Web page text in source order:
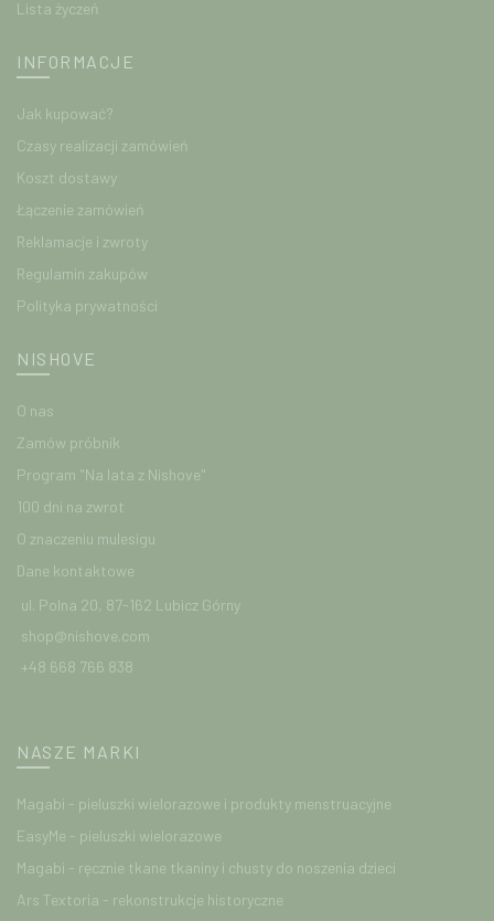
Lista życzeń
INFORMACJE
Jak kupować?
Czasy realizacji zamówień
Koszt dostawy
Łączenie zamówień
Reklamacje i zwroty
Regulamin zakupów
Polityka prywatności
NISHOVE
O nas
Zamów próbnik
Program "Na lata z Nishove"
100 dni na zwrot
O znaczeniu mulesigu
Dane kontaktowe
ul. Polna 20, 87-162 Lubicz Górny
shop@nishove.com
+48 668 766 838
NASZE MARKI
Magabi - pieluszki wielorazowe i produkty menstruacyjne
EasyMe - pieluszki wielorazowe
Magabi - ręcznie tkane tkaniny i chusty do noszenia dzieci
Ars Textoria - rekonstrukcje historyczne